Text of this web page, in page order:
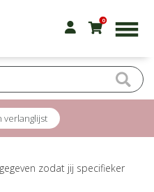
0
verlanglijst
zodat jij specifieker